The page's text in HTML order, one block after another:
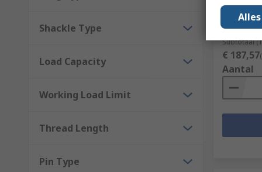
Shackle Type
Load Capacity
Working Load Limit
Thread Length
Pin Type
Capacity
RS-stocknr.
Subtotaal
€ 187,57
Aantal